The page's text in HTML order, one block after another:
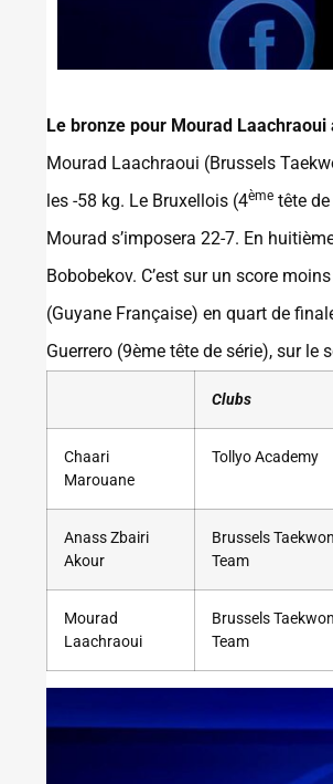
Le bronze pour Mourad Laachraoui
Mourad Laachraoui (Brussels
les -58 kg. Le Bruxellois (4ème tête
Mourad s’imposera 22-7. En
Bobobekov. C’est sur un score
(Guyane Française) en quart de
Guerrero (9ème tête de série), sur le
Clubs
Chaari
Marouane
Tollyo Academy
Anass Zbairi
Akour
Brussels
Team
Mourad
Laachraoui
Brussels
Team